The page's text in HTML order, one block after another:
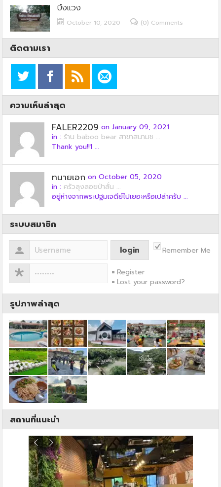
บึงแวง
October 10, 2020 (0) Comments
ติดตามเรา
ความเห็นล่าสุด
FALER2209 on January 09, 2021
in : ร้าน baboo bear สาขาสนามช ...
Thank you!!1 ...
ทนายเอก on October 05, 2020
in : ครัวลุงลอยป่าลั่น ...
อยู่ห่างจากพระปฐมเจดีย์ไปเยอะหรือเปล่าครับ ...
ระบบสมาชิก
Remember Me
Register
Lost your password?
รูปภาพล่าสุด
สถานที่แนะนำ